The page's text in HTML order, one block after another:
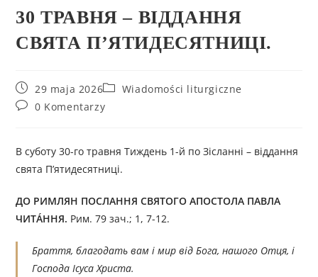
30 ТРАВНЯ – ВІДДАННЯ
СВЯТА П’ЯТИДЕСЯТНИЦІ.
29 maja 2026
Wiadomości liturgiczne
0 Komentarzy
В суботу 30-го травня Тиждень 1-й по Зісланні – віддання
свята П’ятидесятниці.
ДО РИМЛЯН ПОСЛАННЯ СВЯТОГО АПОСТОЛА ПАВЛА
ЧИТÁННЯ. Рим. 79 зач.; 1, 7-12.
Браття, благодать вам і мир від Бога, нашого Отця, і
Господа Ісуса Христа.